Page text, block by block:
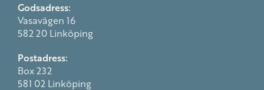
Godsadress:
Vasavägen 16
582 20 Linköping
Postadress:
Box 232
581 02 Linköping